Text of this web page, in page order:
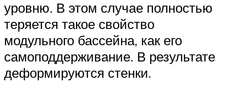
уровню. В этом случае полностью
теряется такое свойство
модульного бассейна, как его
самоподдерживание. В результате
деформируются стенки.